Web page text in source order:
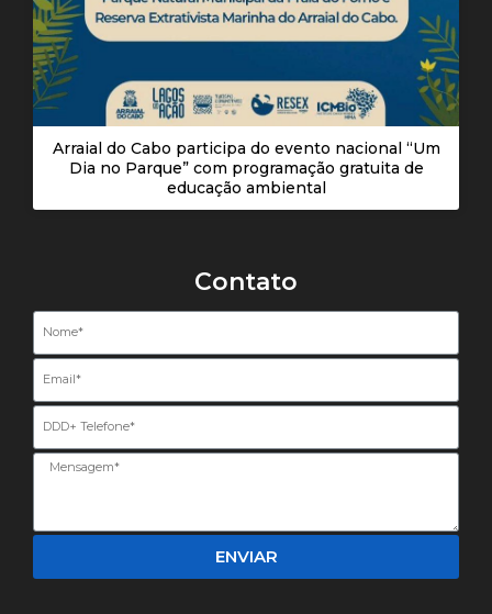
Arraial do Cabo participa do evento nacional “Um
Dia no Parque” com programação gratuita de
educação ambiental
Contato
Nome
Email
Telefone
ENVIAR